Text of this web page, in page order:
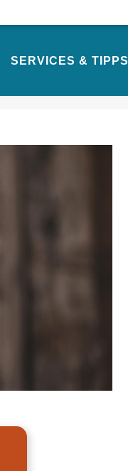
SERVICES & TIPPS